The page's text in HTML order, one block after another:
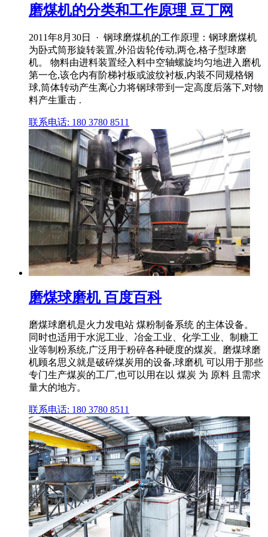
磨煤机的分类和工作原理 豆丁网
2011年8月30日 · 钢球磨煤机的工作原理：钢球磨煤机
为卧式筒形旋转装置,外沿齿轮传动,两仓,格子型球磨
机。 物料由进料装置经入料中空轴螺旋均匀地进入磨机
第一仓,该仓内有阶梯衬板或波纹衬板,内装不同规格钢
球,筒体转动产生离心力将钢球带到一定高度后落下,对物
料产生重击 .
联系电话: 180 3780 8511
磨煤球磨机 百度百科
磨煤球磨机是火力发电站 煤粉制备系统 的主体设备。
同时也适用于水泥工业、冶金工业、化学工业、制糖工
业等制粉系统,广泛用于粉碎各种硬度的煤炭。磨煤球磨
机顾名思义就是破碎煤炭用的设备,球磨机 可以用于那些
专门生产煤炭的工厂,也可以用在以 煤炭 为 原料 且需求
量大的地方。
联系电话: 180 3780 8511